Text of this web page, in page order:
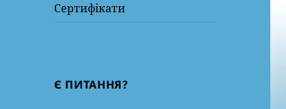
Сертифікати
Є ПИТАННЯ?